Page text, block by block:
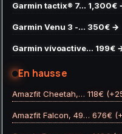
Garmin tactix® 7… 1,300€
Garmin Venu 3 -… 350€ →
Garmin vívoactive… 199€
En hausse
Amazfit Cheetah,… 118€
Amazfit Falcon, 49… 676€